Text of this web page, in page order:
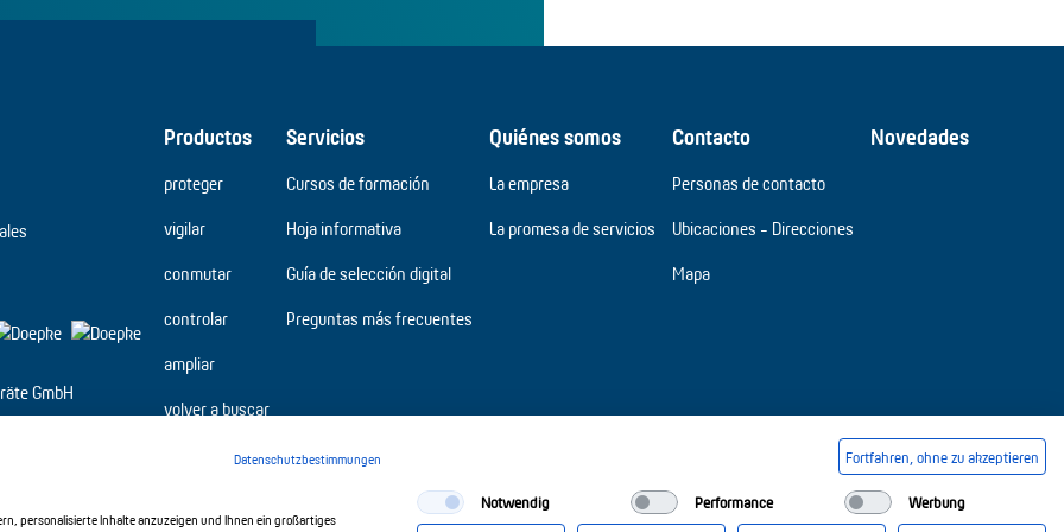
GmbH
Productos
proteger
vigilar
conmutar
controlar
ampliar
volver a buscar
Servicios
Cursos de formación
Hoja informativa
Guía de selección digital
Preguntas más frecuentes
Quiénes somos
La empresa
La promesa de servicios
Contacto
Personas de contacto
Ubicaciones - Direcciones
Mapa
Novedades
Fortfahren, ohne zu akzeptieren
Datenschutzbestimmungen
personalisierte Inhalte anzuzeigen und Ihnen ein großartiges
Notwendig Performance Werbung